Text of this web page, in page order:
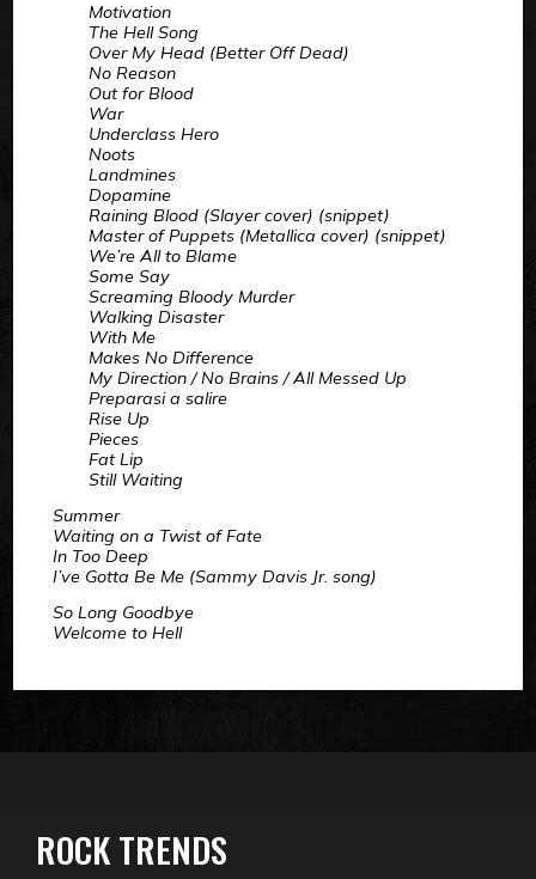
Motivation
The Hell Song
Over My Head (Better Off Dead)
No Reason
Out for Blood
War
Underclass Hero
Noots
Landmines
Dopamine
Raining Blood (Slayer cover) (snippet)
Master of Puppets (Metallica cover) (snippet)
We’re All to Blame
Some Say
Screaming Bloody Murder
Walking Disaster
With Me
Makes No Difference
My Direction / No Brains / All Messed Up
Preparasi a salire
Rise Up
Pieces
Fat Lip
Still Waiting
Summer
Waiting on a Twist of Fate
In Too Deep
I’ve Gotta Be Me (Sammy Davis Jr. song)
So Long Goodbye
Welcome to Hell
ROCK TRENDS